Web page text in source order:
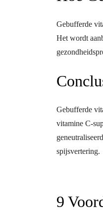
Gebufferde
Het wordt
Gebufferde
vitamine C-
spijsvertering.
9